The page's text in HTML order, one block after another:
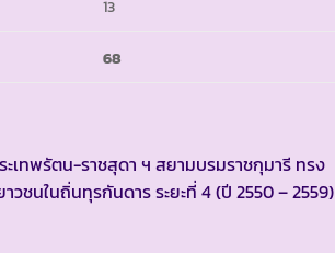
13
68
พรัตน-ราชสุดา ฯ สยามบรมราชกุมารี ทรง
วชนในถิ่นทุรกันดาร ระยะที่ 4 (ปี 2550 – 2559)